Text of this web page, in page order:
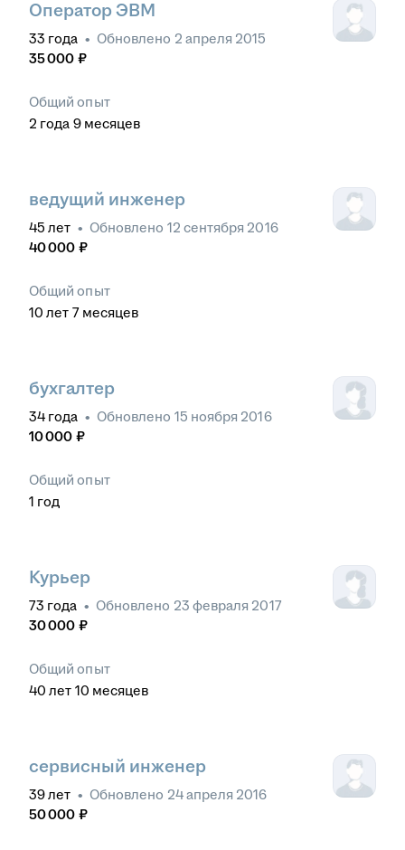
Оператор ЭВМ
33 года • Обновлено 2 апреля 2015
35 000 ₽
Общий опыт
2 года 9 месяцев
ведущий инженер
45 лет • Обновлено 12 сентября 2016
40 000 ₽
Общий опыт
10 лет 7 месяцев
бухгалтер
34 года • Обновлено 15 ноября 2016
10 000 ₽
Общий опыт
1 год
Курьер
73 года • Обновлено 23 февраля 2017
30 000 ₽
Общий опыт
40 лет 10 месяцев
сервисный инженер
39лет • Обновлено 24 апреля 2016
50 000 ₽